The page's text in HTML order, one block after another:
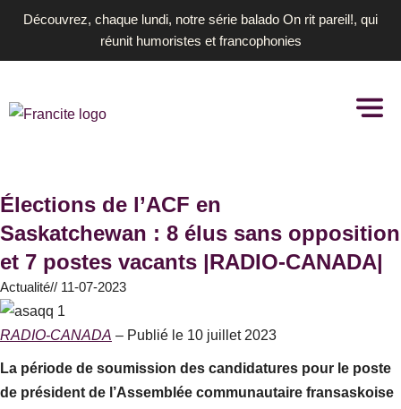
Aller
contenu
Découvrez, chaque lundi, notre série balado On rit pareil!, qui
réunit humoristes et francophonies
Élections de l’ACF en
Saskatchewan : 8 élus sans opposition
et 7 postes vacants |RADIO-CANADA|
Actualité// 11-07-2023
RADIO-CANADA – Publié le 10 juillet 2023
La période de soumission des candidatures pour le poste
de président de l’Assemblée communautaire fransaskoise